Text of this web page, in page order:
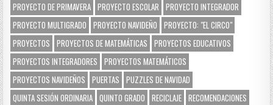
PROYECTO DE PRIMAVERA PROYECTO ESCOLAR
PROYECTO INTEGRADOR
PROYECTO MULTIGRADO
PROYECTO NAVIDEÑO
PROYECTO: "EL CIRCO"
PROYECTOS
PROYECTOS DE MATEMÁTICAS
PROYECTOS EDUCATIVOS
PROYECTOS INTEGRADORES
PROYECTOS MATEMÁTICOS
PROYECTOS NAVIDEÑOS
PUERTAS
PUZZLES DE NAVIDAD
QUINTA SESIÓN ORDINARIA QUINTO GRADO RECICLAJE RECOMENDACIONES